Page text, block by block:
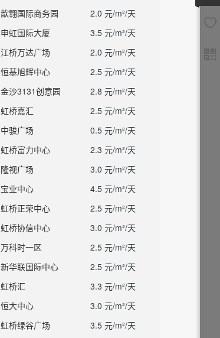
歆翱国际商务园
2.0 元/m²/天
申虹国际大厦
3.5 元/m²/天
江桥万达广场
2.0 元/m²/天
恒基旭辉中心
2.5 元/m²/天
金沙3131创意园
2.8 元/m²/天
虹桥嘉汇
2.5 元/m²/天
中骏广场
0.5 元/m²/天
虹桥富力中心
2.3 元/m²/天
隆视广场
3.0 元/m²/天
宝业中心
4.5 元/m²/天
虹桥正荣中心
2.5 元/m²/天
虹桥协信中心
3.0 元/m²/天
万科时一区
2.5 元/m²/天
新华联国际中心
2.5 元/m²/天
虹桥汇
3.3 元/m²/天
恒大中心
3.0 元/m²/天
虹桥绿谷广场
3.5 元/m²/天